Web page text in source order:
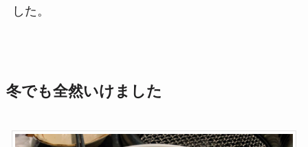
した。
冬でも全然いけました